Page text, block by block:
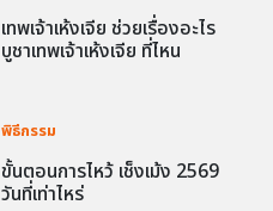
เทพเจ้าเห้งเจีย ช่วยเรื่องอะไร
บูชาเทพเจ้าเห้งเจีย ที่ไหน
พิธีกรรม
ขั้นตอนการไหว้ เช็งเม้ง 2569
วันที่เท่าไหร่